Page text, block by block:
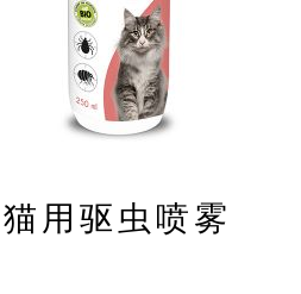
猫用驱虫喷雾